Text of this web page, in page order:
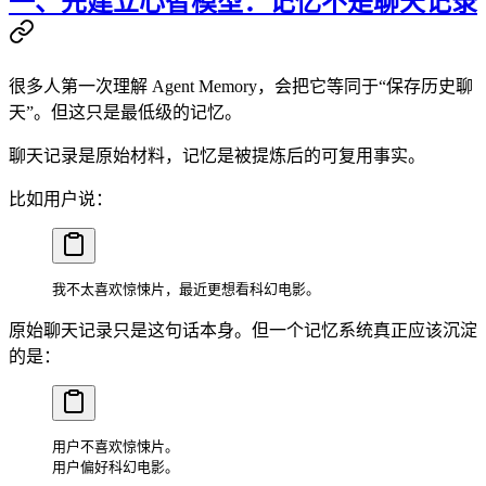
很多人第一次理解 Agent Memory，会把它等同于“保存历史聊
天”。但这只是最低级的记忆。
聊天记录是原始材料，记忆是被提炼后的可复用事实。
比如用户说：
我不太喜欢惊悚片，最近更想看科幻电影。
原始聊天记录只是这句话本身。但一个记忆系统真正应该沉淀
的是：
用户不喜欢惊悚片。
用户偏好科幻电影。